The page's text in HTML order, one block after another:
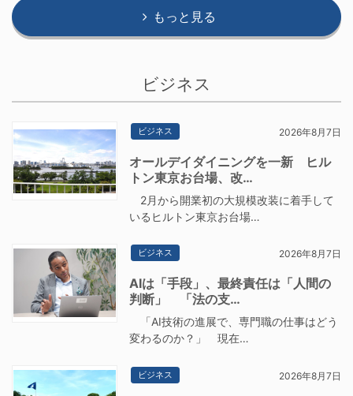
もっと見る
ビジネス
ビジネス 2026年8月7日
オールデイダイニングを一新 ヒル
トン東京お台場、改…
2月から開業初の大規模改装に着手して
いるヒルトン東京お台場…
ビジネス 2026年8月7日
AIは「手段」、最終責任は「人間の
判断」 「法の支…
「AI技術の進展で、専門職の仕事はどう
変わるのか？」 現在…
ビジネス 2026年8月7日